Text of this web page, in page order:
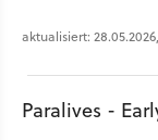
aktualisiert:
Paralives -